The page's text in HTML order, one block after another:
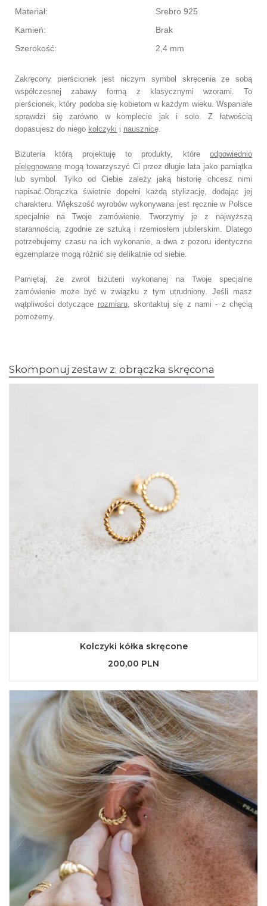
Materiał:
Srebro 925
Kamień:
Brak
Szerokość:
2,4 mm
Zakręcony pierścionek jest niczym symbol skręcenia ze sobą
współczesnej zabawy formą z klasycznymi wzorami. To
pierścionek, który podoba się kobietom w każdym wieku. Wspaniałe
sprawdzi się zarówno w komplecie jak i solo. Z łatwością
dopasujesz do niego kolczyki i nausznicę.
Biżuteria którą projektuję to produkty, które odpowiednio
pielęgnowane mogą towarzyszyć Ci przez długie lata jako pamiątka
lub symbol. Tylko od Ciebie zależy jaką historię chcesz nimi
napisać.Obrączka świetnie dopełni każdą stylizację, dodając jej
charakteru. Większość wyrobów wykonywana jest ręcznie w Polsce
specjalnie na Twoje zamówienie. Tworzymy je z najwyższą
starannością, zgodnie ze sztuką i rzemiosłem jubilerskim. Dlatego
potrzebujemy czasu na ich wykonanie, a dwa z pozoru identyczne
egzemplarze mogą różnić się delikatnie od siebie.
Pamiętaj, że zwrot biżuterii wykonanej na Twoje specjalne
zamówienie może być w związku z tym utrudniony. Jeśli masz
wątpliwości dotyczące rozmiaru, skontaktuj się z nami - z chęcią
pomożemy.
Skomponuj zestaw z: obrączka skręcona
Kolczyki kółka skręcone
200,00 PLN